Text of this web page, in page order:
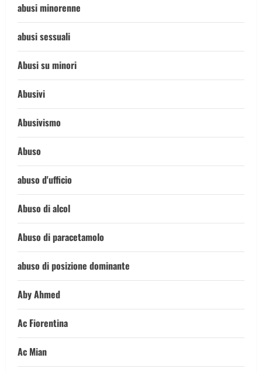
abusi minorenne
abusi sessuali
Abusi su minori
Abusivi
Abusivismo
Abuso
abuso d'ufficio
Abuso di alcol
Abuso di paracetamolo
abuso di posizione dominante
Aby Ahmed
Ac Fiorentina
Ac Mian